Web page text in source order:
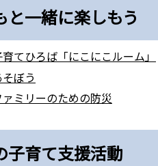
と一緒に楽しもう
てひろば「にこにこルーム」
ぼう
ミリーのための防災
子育て支援活動